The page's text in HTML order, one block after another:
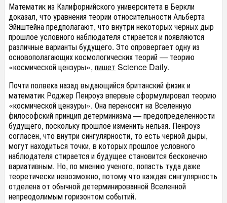
Математик из Калифорнийского университета в Беркли
доказал, что уравнения теории относительности Альберта
Эйнштейна предполагают, что внутри некоторых черных дыр
прошлое условного наблюдателя стирается и появляются
различные варианты будущего. Это опровергает одну из
основополагающих космологических теорий — теорию
«космической цензуры», пишет Science Daily.
Почти полвека назад выдающийся британский физик и
математик Роджер Пенроуз впервые сформулировал теорию
«космической цензуры». Она переносит на Вселенную
философский принцип детерминизма — предопределенности
будущего, поскольку прошлое изменить нельзя. Пенроуз
согласен, что внутри сингулярности, то есть черной дыры,
могут находиться точки, в которых прошлое условного
наблюдателя стирается и будущее становится бесконечно
вариативным. Но, по мнению ученого, попасть туда даже
теоретически невозможно, потому что каждая сингулярность
отделена от обычной детерминированной Вселенной
непреодолимым горизонтом событий.